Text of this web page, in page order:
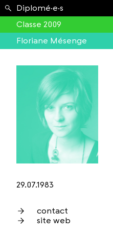
Étudiant.e.s ›
Diplomé·e·s
Classe 2009
Floriane Mésenge
29.07.1983
contact
site web